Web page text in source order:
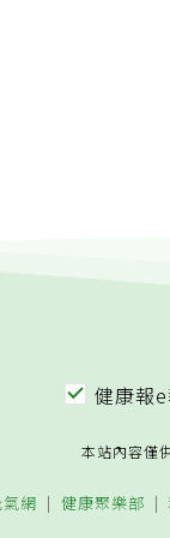
健康報
本站內容僅
網 健康聚樂部